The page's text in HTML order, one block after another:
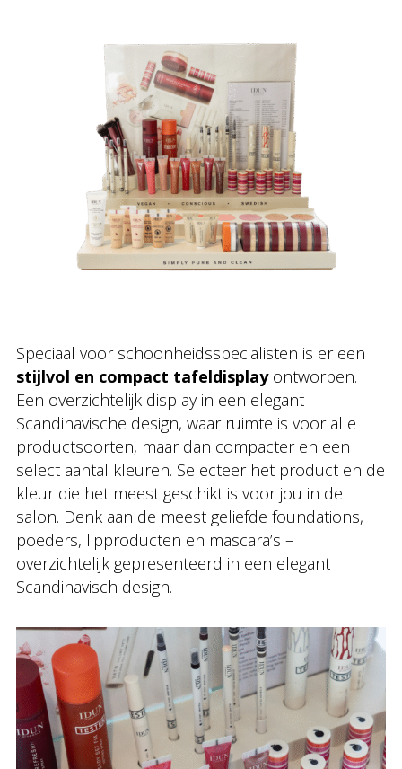
Speciaal voor schoonheidsspecialisten is er een
stijlvol en compact tafeldisplayontworpen.
Een overzichtelijk display in een elegant
Scandinavische design, waar ruimte is voor alle
productsoorten, maar dan compacter en een
select aantal kleuren. Selecteer het product en de
kleur die het meest geschikt is voor jou in de
salon. Denk aan de meest geliefde foundations,
poeders, lipproducten en mascara’s –
overzichtelijk gepresenteerd in een elegant
Scandinavisch design.